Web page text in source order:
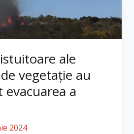
ale
vegetație au
a
2024